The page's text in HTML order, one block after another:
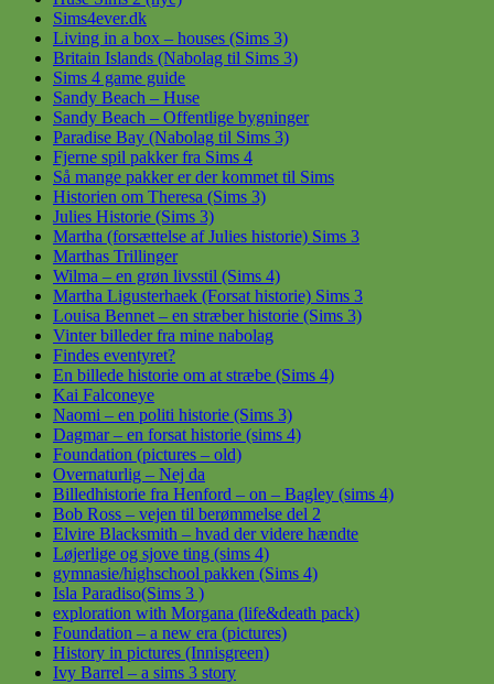
Sims4ever.dk
Living in a box – houses (Sims 3)
Britain Islands (Nabolag til Sims 3)
Sims 4 game guide
Sandy Beach – Huse
Sandy Beach – Offentlige bygninger
Paradise Bay (Nabolag til Sims 3)
Fjerne spil pakker fra Sims 4
Så mange pakker er der kommet til Sims
Historien om Theresa (Sims 3)
Julies Historie (Sims 3)
Martha (forsættelse af Julies historie) Sims 3
Marthas Trillinger
Wilma – en grøn livsstil (Sims 4)
Martha Ligusterhaek (Forsat historie) Sims 3
Louisa Bennet – en stræber historie (Sims 3)
Vinter billeder fra mine nabolag
Findes eventyret?
En billede historie om at stræbe (Sims 4)
Kai Falconeye
Naomi – en politi historie (Sims 3)
Dagmar – en forsat historie (sims 4)
Foundation (pictures – old)
Overnaturlig – Nej da
Billedhistorie fra Henford – on – Bagley (sims 4)
Bob Ross – vejen til berømmelse del 2
Elvire Blacksmith – hvad der videre hændte
Løjerlige og sjove ting (sims 4)
gymnasie/highschool pakken (Sims 4)
Isla Paradiso(Sims 3 )
exploration with Morgana (life&death pack)
Foundation – a new era (pictures)
History in pictures (Innisgreen)
Ivy Barrel – a sims 3 story